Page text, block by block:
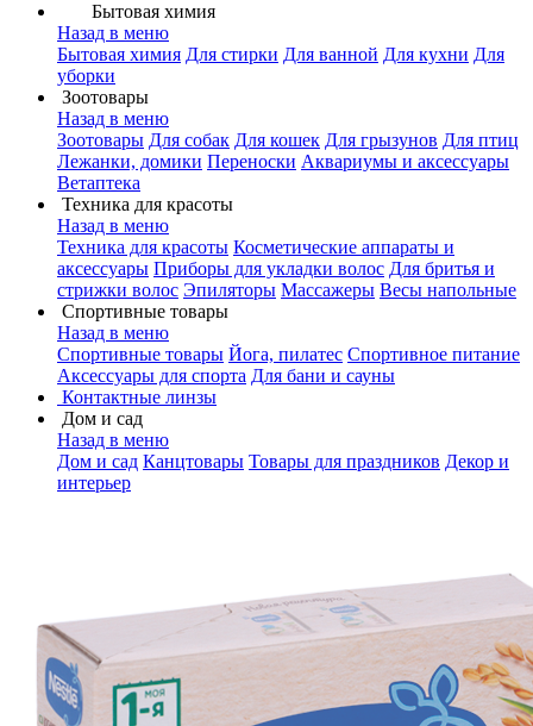
Бытовая химия
Назад в меню
Бытовая химия Для стирки Для ванной Для кухни Для
уборки
Зоотовары
Назад в меню
Зоотовары Для собак Для кошек Для грызунов Для птиц
Лежанки, домики Переноски Аквариумы и аксессуары
Ветаптека
Техника для красоты
Назад в меню
Техника для красоты Косметические аппараты и
аксессуары Приборы для укладки волос Для бритья и
стрижки волос Эпиляторы Массажеры Весы напольные
Спортивные товары
Назад в меню
Спортивные товары Йога, пилатес Спортивное питание
Аксессуары для спорта Для бани и сауны
Контактные линзы
Дом и сад
Назад в меню
Дом и сад Канцтовары Товары для праздников Декор и
интерьер